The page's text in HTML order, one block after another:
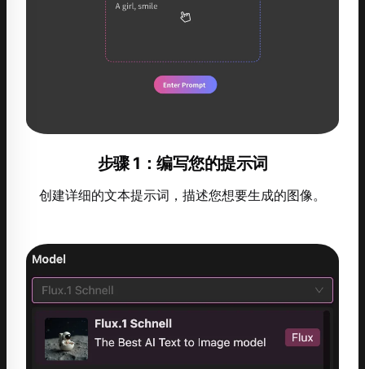
步骤 1：编写您的提示词
创建详细的文本提示词，描述您想要生成的图像。